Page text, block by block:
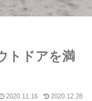
トドアを満
2020.11.16 2020.12.28